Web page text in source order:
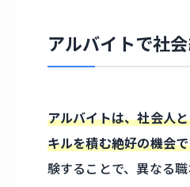
アルバイトで社
アルバイトは、社会人
キルを積む絶好の機会
験することで、異なる